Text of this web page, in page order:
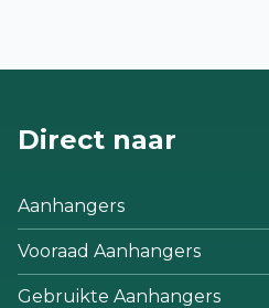
Direct naar
Aanhangers
Vooraad Aanhangers
Gebruikte Aanhangers